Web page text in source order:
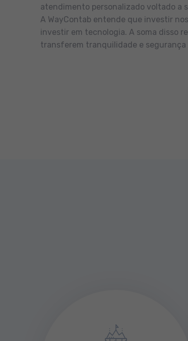
atendimento personalizado voltado a
A WayContab entende que investir
investir em tecnologia. A soma disso
transferem tranquilidade e segurança